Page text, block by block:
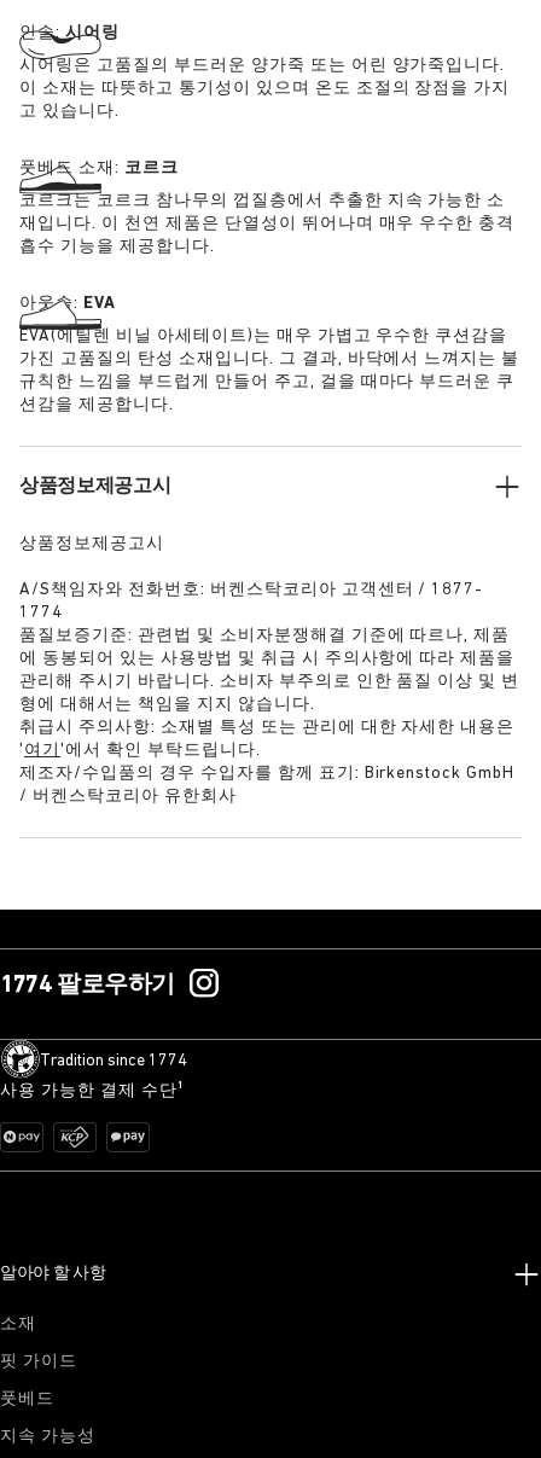
인솔:시어링
시어링은 고품질의 부드러운 양가죽 또는 어린 양가죽입니다.
이 소재는 따뜻하고 통기성이 있으며 온도 조절의 장점을 가지
고 있습니다.
풋베드 소재: 코르크
코르크는 코르크 참나무의 껍질층에서 추출한 지속 가능한 소
재입니다. 이 천연 제품은 단열성이 뛰어나며 매우 우수한 충격
흡수 기능을 제공합니다.
아웃솔: EVA
EVA(에틸렌 비닐 아세테이트)는 매우 가볍고 우수한 쿠션감을
가진 고품질의 탄성 소재입니다. 그 결과, 바닥에서 느껴지는 불
규칙한 느낌을 부드럽게 만들어 주고, 걸을 때마다 부드러운 쿠
션감을 제공합니다.
상품정보제공고시
상품정보제공고시
A/S책임자와 전화번호: 버켄스탁코리아 고객센터 / 1877-
1774
품질보증기준: 관련법 및 소비자분쟁해결 기준에 따르나, 제품
에 동봉되어 있는 사용방법 및 취급 시 주의사항에 따라 제품을
관리해 주시기 바랍니다. 소비자 부주의로 인한 품질 이상 및 변
형에 대해서는 책임을 지지 않습니다.
취급시 주의사항: 소재별 특성 또는 관리에 대한 자세한 내용은
' 여기 '에서 확인 부탁드립니다.
제조자/수입품의 경우 수입자를 함께 표기: Birkenstock GmbH
/ 버켄스탁코리아 유한회사
1774 팔로우하기
Tradition since 1774
사용 가능한 결제 수단¹
알아야 할 사항
소재
핏 가이드
풋베드
지속 가능성